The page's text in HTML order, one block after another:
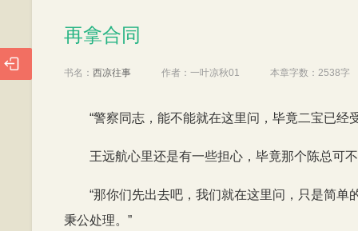
再拿合同
书名： 西凉往事 作者： 一叶凉秋01 本章字数： 2538字
“警察同志，能不能就在这里问，毕竟二宝已经
王远航心里还是有一些担心，毕竟那个陈总可
“那你们先出去吧，我们就在这里问，只是简
秉公处理。”
